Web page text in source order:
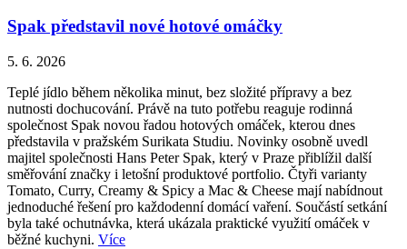
Spak představil nové hotové omáčky
5. 6. 2026
Teplé jídlo během několika minut, bez složité přípravy a bez
nutnosti dochucování. Právě na tuto potřebu reaguje rodinná
společnost Spak novou řadou hotových omáček, kterou dnes
představila v pražském Surikata Studiu. Novinky osobně uvedl
majitel společnosti Hans Peter Spak, který v Praze přiblížil další
směřování značky i letošní produktové portfolio. Čtyři varianty
Tomato, Curry, Creamy & Spicy a Mac & Cheese mají nabídnout
jednoduché řešení pro každodenní domácí vaření. Součástí setkání
byla také ochutnávka, která ukázala praktické využití omáček v
běžné kuchyni. Více